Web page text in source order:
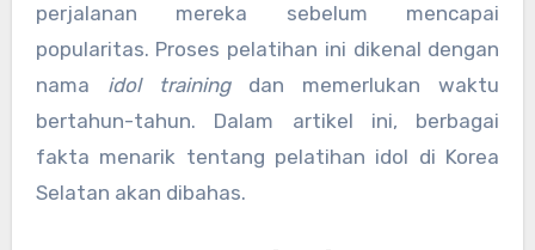
perjalanan mereka sebelum mencapai
popularitas. Proses pelatihan ini dikenal dengan
nama idol trainingdan memerlukan waktu
bertahun-tahun. Dalam artikel ini, berbagai
fakta menarik tentang pelatihan idol di Korea
Selatan akan dibahas.